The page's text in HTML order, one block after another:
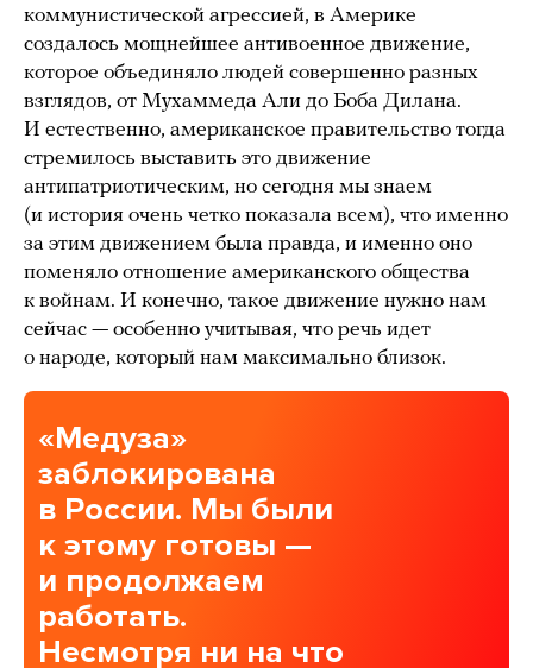
коммунистической агрессией, в Америке
создалось мощнейшее антивоенное движение,
которое объединяло людей совершенно разных
взглядов, от Мухаммеда Али до Боба Дилана.
И естественно, американское правительство тогда
стремилось выставить это движение
антипатриотическим, но сегодня мы знаем
(и история очень четко показала всем), что именно
за этим движением была правда, и именно оно
поменяло отношение американского общества
к войнам. И конечно, такое движение нужно нам
сейчас — особенно учитывая, что речь идет
о народе, который нам максимально близок.
«Медуза»
заблокирована
в России. Мы были
к этому готовы —
и продолжаем
работать.
Несмотря ни на что